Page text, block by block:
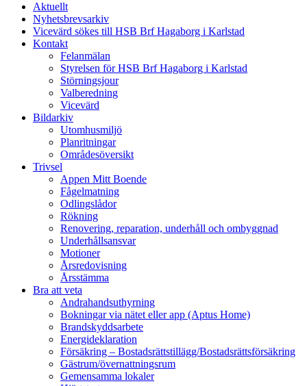
Aktuellt
Nyhetsbrevsarkiv
Vicevärd sökes till HSB Brf Hagaborg i Karlstad
Kontakt
Felanmälan
Styrelsen för HSB Brf Hagaborg i Karlstad
Störningsjour
Valberedning
Vicevärd
Bildarkiv
Utomhusmiljö
Planritningar
Områdesöversikt
Trivsel
Appen Mitt Boende
Fågelmatning
Odlingslådor
Rökning
Renovering, reparation, underhåll och ombyggnad
Underhållsansvar
Motioner
Årsredovisning
Årsstämma
Bra att veta
Andrahandsuthyrning
Bokningar via nätet eller app (Aptus Home)
Brandskyddsarbete
Energideklaration
Försäkring – Bostadsrättstillägg/Bostadsrättsförsäkring
Gästrum/övernattningsrum
Gemensamma lokaler